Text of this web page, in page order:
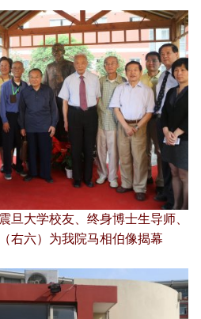
旦大学校友、终身博士生导师、
右六）为我院马相伯像揭幕